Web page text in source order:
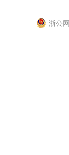
浙公